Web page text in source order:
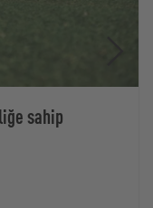
sahip